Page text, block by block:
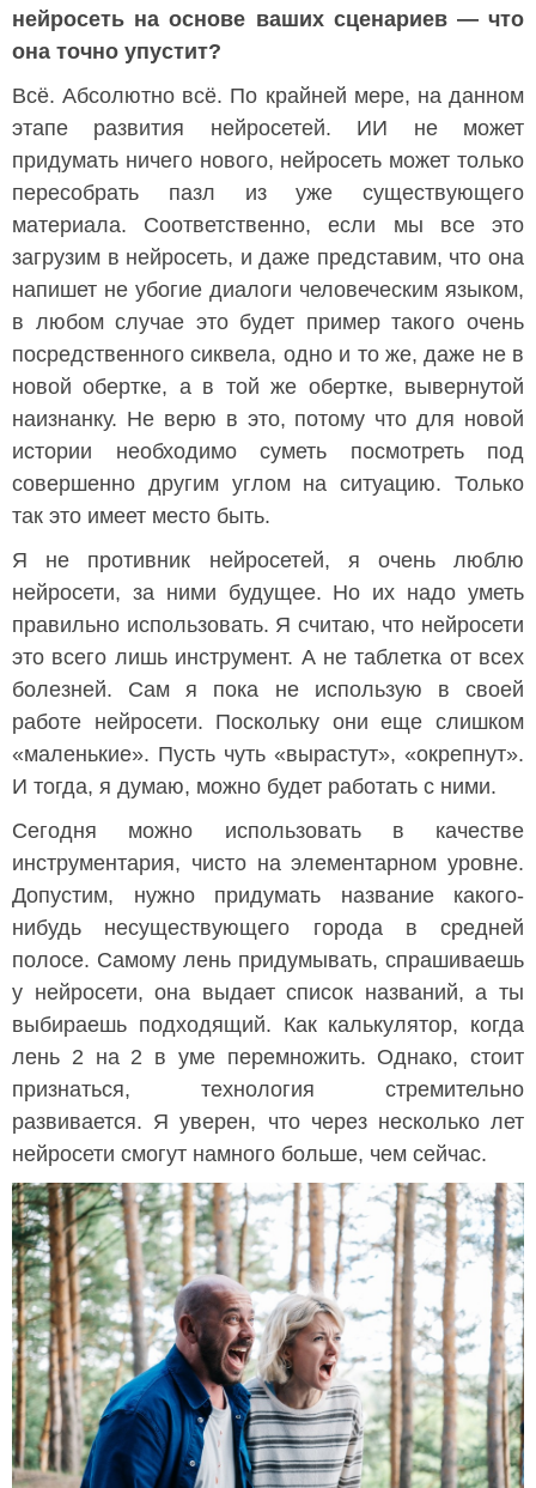
нейросеть на основе ваших сценариев — что
она точно упустит?
Всё. Абсолютно всё. По крайней мере, на данном
этапе развития нейросетей. ИИ не может
придумать ничего нового, нейросеть может только
пересобрать пазл из уже существующего
материала. Соответственно, если мы все это
загрузим в нейросеть, и даже представим, что она
напишет не убогие диалоги человеческим языком,
в любом случае это будет пример такого очень
посредственного сиквела, одно и то же, даже не в
новой обертке, а в той же обертке, вывернутой
наизнанку. Не верю в это, потому что для новой
истории необходимо суметь посмотреть под
совершенно другим углом на ситуацию. Только
так это имеет место быть.
Я не противник нейросетей, я очень люблю
нейросети, за ними будущее. Но их надо уметь
правильно использовать. Я считаю, что нейросети
это всего лишь инструмент. А не таблетка от всех
болезней. Сам я пока не использую в своей
работе нейросети. Поскольку они еще слишком
«маленькие». Пусть чуть «вырастут», «окрепнут».
И тогда, я думаю, можно будет работать с ними.
Сегодня можно использовать в качестве
инструментария, чисто на элементарном уровне.
Допустим, нужно придумать название какого-
нибудь несуществующего города в средней
полосе. Самому лень придумывать, спрашиваешь
у нейросети, она выдает список названий, а ты
выбираешь подходящий. Как калькулятор, когда
лень 2 на 2 в уме перемножить. Однако, стоит
признаться, технология стремительно
развивается. Я уверен, что через несколько лет
нейросети смогут намного больше, чем сейчас.